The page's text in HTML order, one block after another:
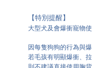
【特別提醒】
大型犬及會爆衝寵物
因每隻狗狗的行為與
若毛孩有明顯爆衝、